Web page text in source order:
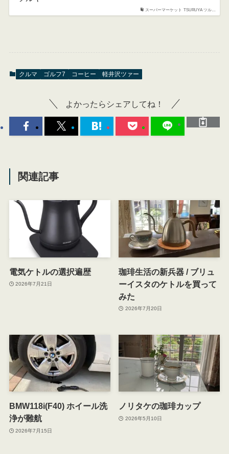
スーパーマーケット TSURUYA ツル…
クルマ ゴルフ7 コーヒー 軽井沢ツァー
よかったらシェアしてね！
関連記事
電気ケトルの選択遍歴
2026年7月21日
珈琲生活の新兵器 / ブリュ
ーイスタのケトルを買って
みた
2026年7月20日
BMW118i(F40) ホイール洗
浄が難航
2026年7月15日
ノリタケの珈琲カップ
2026年5月10日